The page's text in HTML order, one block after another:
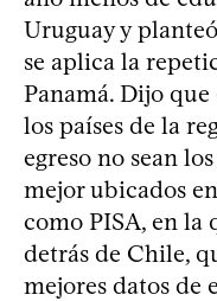
Uruguay y
se aplica la
Panamá. Dijo
los países de la
egreso no sean
mejor ubicados
como PISA, en la
detrás de Chile,
mejores datos de